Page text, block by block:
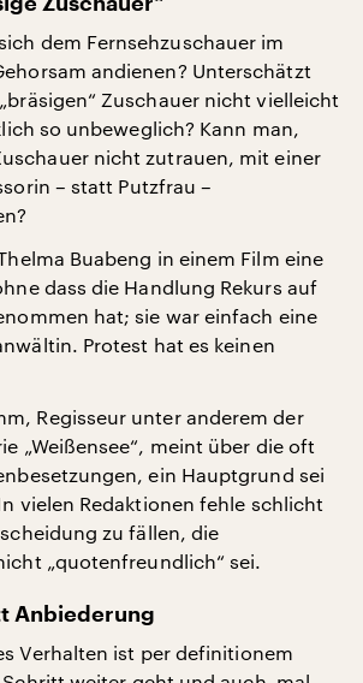
dem Fernsehzuschauer im
andienen? Unterschätzt
Zuschauer nicht vielleicht
so unbeweglich? Kann man,
nicht zutrauen, mit einer
– statt Putzfrau –
Buabeng in einem Film eine
dass die Handlung Rekurs auf
hat; sie war einfach eine
Protest hat es keinen
Regisseur unter anderem der
„Weißensee“, meint über die oft
ein Hauptgrund sei
vielen Redaktionen fehle schlicht
zu fällen, die
„quotenfreundlich“ sei.
Anbiederung
Verhalten ist per definitionem